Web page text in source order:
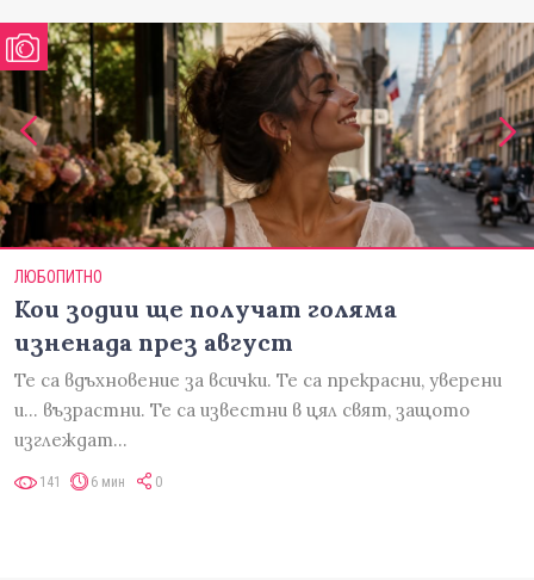
ЛЮБОПИТНО
Кои зодии ще получат голяма
изненада през август
Те са вдъхновение за всички. Те са прекрасни, уверени
и... възрастни. Те са известни в цял свят, защото
изглеждат…
141 6 мин 0